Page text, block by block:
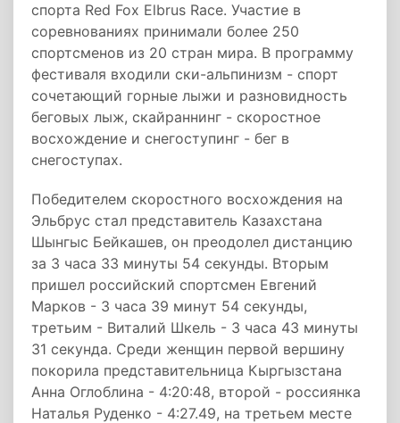
спорта Red Fox Elbrus Race. Участие в
соревнованиях принимали более 250
спортсменов из 20 стран мира. В программу
фестиваля входили ски-альпинизм - спорт
сочетающий горные лыжи и разновидность
беговых лыж, скайраннинг - скоростное
восхождение и снегоступинг - бег в
снегоступах.
Победителем скоростного восхождения на
Эльбрус стал представитель Казахстана
Шынгыс Бейкашев, он преодолел дистанцию
за 3 часа 33 минуты 54 секунды. Вторым
пришел российский спортсмен Евгений
Марков - 3 часа 39 минут 54 секунды,
третьим - Виталий Шкель - 3 часа 43 минуты
31 секунда. Среди женщин первой вершину
покорила представительница Кыргызстана
Анна Оглоблина - 4:20:48, второй - россиянка
Наталья Руденко - 4:27.49, на третьем месте